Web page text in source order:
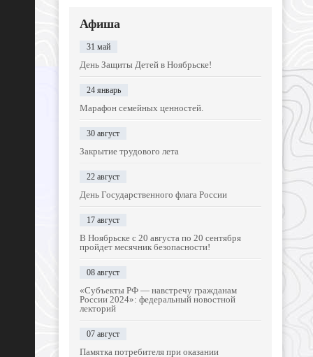
Афиша
31 май
День Защиты Детей в Ноябрьске!
24 январь
Марафон семейных ценностей.
30 август
Закрытие трудового лета
22 август
День Государственного флага России
17 август
В Ноябрьске с 20 августа по 20 сентября
пройдет месячник безопасности!
08 август
«Субъекты РФ — навстречу гражданам
России 2024»: федеральный новостной
лекторий
07 август
Памятка потребителя при оказании